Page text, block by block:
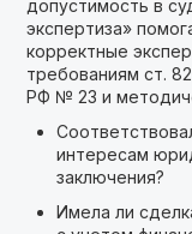
допустимость в
экспертиза»
корректные
требованиям ст.
РФ № 23 и
интересам
заключения?
Имела ли